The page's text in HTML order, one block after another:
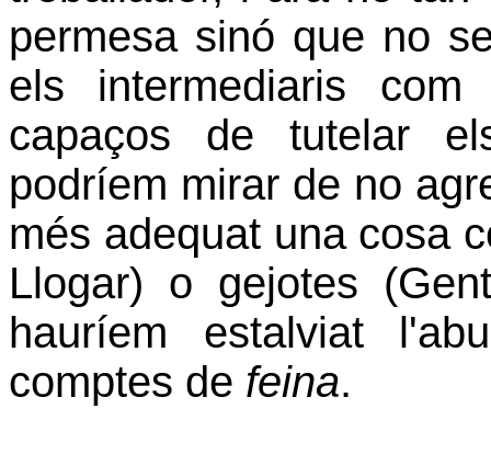
permesa sinó que no
els intermediaris
capaços de tutelar
podríem mirar de no
més adequat una cosa
Llogar) o gejotes
hauríem estalviat
comptes de feina.